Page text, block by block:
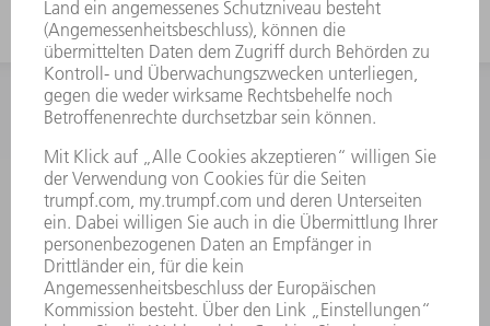
INFORMATION
Häufig gestellte Fragen
Allgemeine Geschäftsbedingungen
KONTAKT
After Sales
+43722160396550
Mo - Do: 08:00 -17:30 Uhr
Fr: 08:00 -16:30 Uhr